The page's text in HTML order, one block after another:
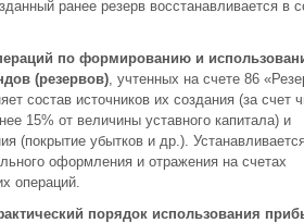
ранее резерв восстанавливается в
по формированию и
(резервов), учтенных на счете 86
состав источников их создания (за счет
15% от величины уставного капитала) и
(покрытие убытков и др.).
оформления и отражения на счетах
операций.
порядок использования